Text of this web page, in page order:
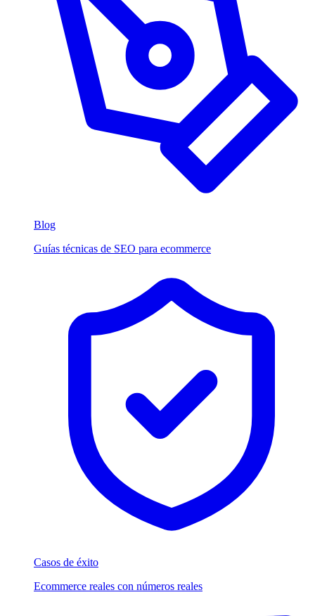
Blog
Guías técnicas de SEO para ecommerce
Casos de éxito
Ecommerce reales con números reales